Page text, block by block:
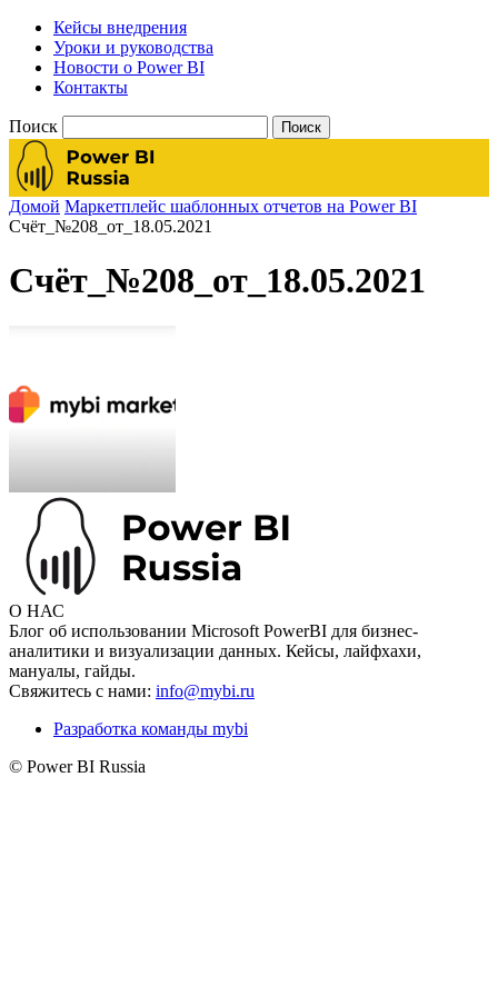
Кейсы внедрения
Уроки и руководства
Новости о Power BI
Контакты
Поиск
Домой Маркетплейс шаблонных отчетов на Power BI
Счёт_№208_от_18.05.2021
Счёт_№208_от_18.05.2021
О НАС
Блог об использовании Microsoft PowerBI для бизнес-
аналитики и визуализации данных. Кейсы, лайфхахи,
мануалы, гайды.
Свяжитесь с нами: info@mybi.ru
Разработка команды mybi
© Power BI Russia